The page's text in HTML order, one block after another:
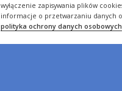
wyłączenie zapisywania plików
informacje o przetwarzaniu danych
polityka ochrony danych osobowych